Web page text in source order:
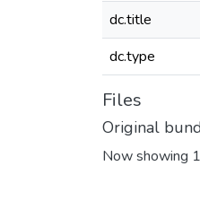
dc.title
dc.type
Files
Original
Now showing